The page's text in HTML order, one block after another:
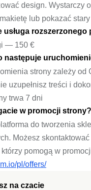
na czacie
design. Wystarczy
lub pokazać
usługa rozszerzonego
— 150 €
następuje
strony zależy od
uzupełnisz treści i
trwa 7 dni
w promocji strony?
do tworzenia
Możesz
pomogą w
pl/offers/